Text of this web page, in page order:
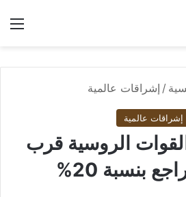
/ إشراقات عالمية
إشراقات عالمية
الروسية قرب
بنسبة 20%